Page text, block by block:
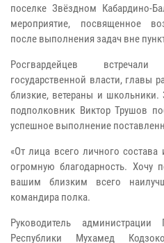
поселке Звёздном Кабардино-
мероприятие, посвященное
после выполнения задач вне
Росгвардейцев
государственной власти, главы
близкие, ветераны и школьники.
подполковник Виктор Трушов
успешное выполнение
«От лица всего личного
огромную благодарность.
вашим близким всего
командира полка.
Руководитель администрации
Республики Мухамед